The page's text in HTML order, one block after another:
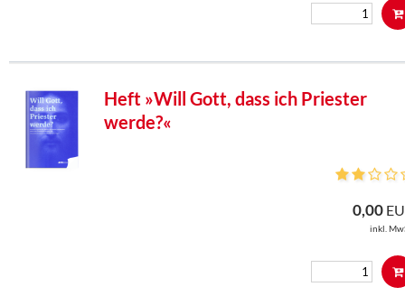
Heft »Will Gott, dass ich Priester
werde?«
0,00
inkl.